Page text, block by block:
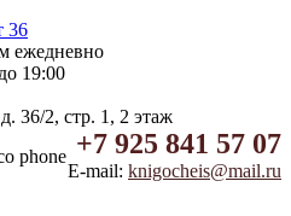
ежедневно
19:00
36/2, стр. 1, 2 этаж
+7 925 841 57 07
E-mail: knigocheis@mail.ru